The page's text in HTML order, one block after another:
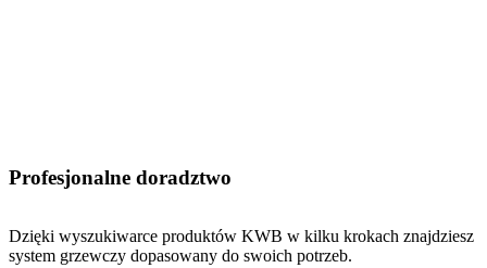
Profesjonalne doradztwo
Dzięki wyszukiwarce produktów KWB w kilku krokach znajdziesz
system grzewczy dopasowany do swoich potrzeb.